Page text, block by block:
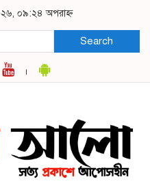
০৯:২৪ অপরাহ্ন
Search